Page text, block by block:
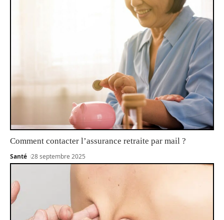
Comment contacter l’assurance retraite par mail ?
Santé 28 septembre 2025